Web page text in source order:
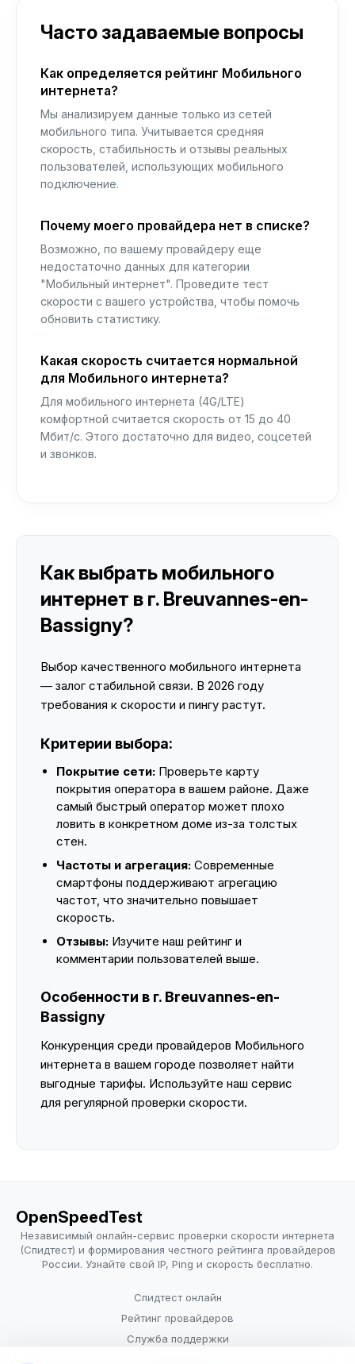
Часто задаваемые вопросы
Как определяется рейтинг Мобильного
интернета?
Мы анализируем данные только из сетей
мобильного типа. Учитывается средняя
скорость, стабильность и отзывы реальных
пользователей, использующих мобильного
подключение.
Почему моего провайдера нет в списке?
Возможно, по вашему провайдеру еще
недостаточно данных для категории
"Мобильный интернет". Проведите тест
скорости с вашего устройства, чтобы помочь
обновить статистику.
Какая скорость считается нормальной
для Мобильного интернета?
Для мобильного интернета (4G/LTE)
комфортной считается скорость от 15 до 40
Мбит/с. Этого достаточно для видео, соцсетей
и звонков.
Как выбрать мобильного
интернет в г. Breuvannes-en-
Bassigny?
Выбор качественного мобильного интернета
— залог стабильной связи. В 2026 году
требования к скорости и пингу растут.
Критерии выбора:
Покрытие сети: Проверьте карту
покрытия оператора в вашем районе. Даже
самый быстрый оператор может плохо
ловить в конкретном доме из-за толстых
стен.
Частоты и агрегация: Современные
смартфоны поддерживают агрегацию
частот, что значительно повышает
скорость.
Отзывы: Изучите наш рейтинг и
комментарии пользователей выше.
Особенности в г. Breuvannes-en-
Bassigny
Конкуренция среди провайдеров Мобильного
интернета в вашем городе позволяет найти
выгодные тарифы. Используйте наш сервис
для регулярной проверки скорости.
OpenSpeedTest
Независимый онлайн-сервис проверки скорости интернета
(Спидтест) и формирования честного рейтинга провайдеров
России. Узнайте свой IP, Ping и скорость бесплатно.
Спидтест онлайн
Рейтинг провайдеров
Служба поддержки